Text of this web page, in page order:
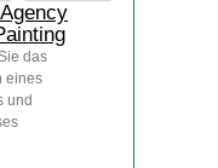
das
eines
und